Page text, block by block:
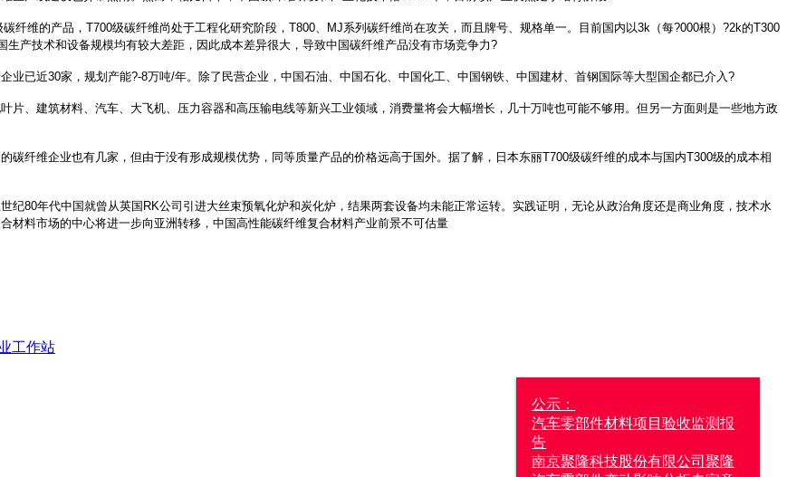
纤维的产品，T700级碳纤维尚处于工程化研究阶段，T800、MJ系列碳纤维尚在攻关，而且牌号、规格单一。目前国内以3k（每?000根）?2k的T300
产技术和设备规模均有较大差距，因此成本差异很大，导致中国碳纤维产品没有市场竞争力?
已近30家，规划产能?-8万吨/年。除了民营企业，中国石油、中国石化、中国化工、中国钢铁、中国建材、首钢国际等大型国企都已介入?
、建筑材料、汽车、大飞机、压力容器和高压输电线等新兴工业领域，消费量将会大幅增长，几十万吨也可能不够用。但另一方面则是一些地方政
纤维企业也有几家，但由于没有形成规模优势，同等质量产品的价格远高于国外。据了解，日本东丽T700级碳纤维的成本与国内T300级的成本相
80年代中国就曾从英国RK公司引进大丝束预氧化炉和炭化炉，结果两套设备均未能正常运转。实践证明，无论从政治角度还是商业角度，技术水
料市场的中心将进一步向亚洲转移，中国高性能碳纤维复合材料产业前景不可估量
工作站
公示：
汽车零部件材料项目验收监测报
告
南京聚隆科技股份有限公司聚隆